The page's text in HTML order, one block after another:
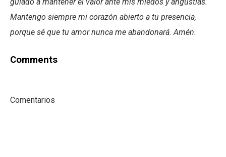
Mantengo siempre mi corazón abierto a tu presencia,
porque sé que tu amor nunca me abandonará. Amén.
Comments
Comentarios